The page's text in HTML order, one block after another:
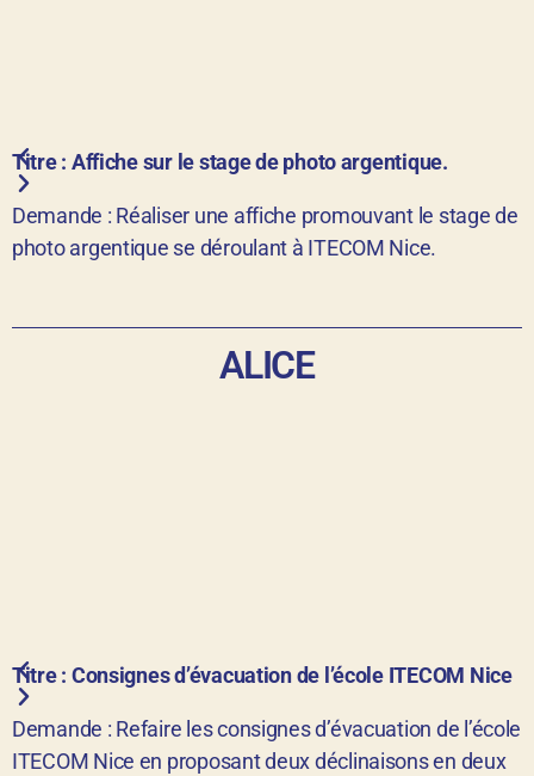
Titre : Affiche sur le stage de photo argentique.
Demande : Réaliser une affiche promouvant le stage de
photo argentique se déroulant à ITECOM Nice.
ALICE
Titre : Consignes d’évacuation de l’école ITECOM Nice
Demande : Refaire les consignes d’évacuation de l’école
ITECOM Nice en proposant deux déclinaisons en deux